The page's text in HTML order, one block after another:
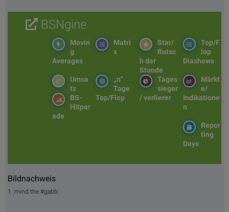
BSNgine
Top/F
lop
Diashows
Star/
Rutsc
h der
Stunde
Matri
x
Movin
g
Averages
Märkt
e/
Indikatione
n
Tages
sieger
/ verlierer
„n“
Tage
Top/Flop
Umsa
tz
BS-
Hitpar
ade
Repor
ting
Days
Bildnachweis
1. mind the #gabb